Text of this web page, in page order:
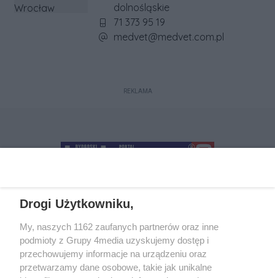
dolnośląskie
Numer telefonu firmy:
71 373 95 19
Adres e-mail firmy:
medvet@medvet.com.pl
REKLAMA
+48 52 5812666
O nas Reklama Regulamin
Kontakt
Drogi Użytkowniku,
My, naszych 1162 zaufanych partnerów oraz inne
podmioty z Grupy 4media uzyskujemy dostęp i
przechowujemy informacje na urządzeniu oraz
przetwarzamy dane osobowe, takie jak unikalne